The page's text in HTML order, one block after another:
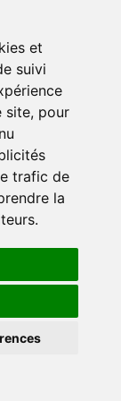
et
suivi
site, pour
trafic de
la
et
suivi
site, pour
trafic de
la